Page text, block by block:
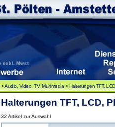
>Audio, Video, TV, Multimedia >Halterungen TFT,
Halterungen TFT, LCD,
32 Artikel zur Auswahl